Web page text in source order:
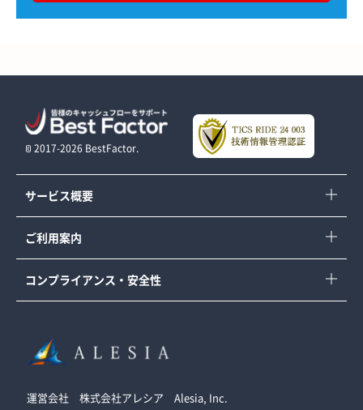
©︎ 2017-2026 BestFactor.
サービス概要
ご利用案内
コンプライアンス ・ 安全性
運営会社 株式会社アレシア Alesia, Inc.